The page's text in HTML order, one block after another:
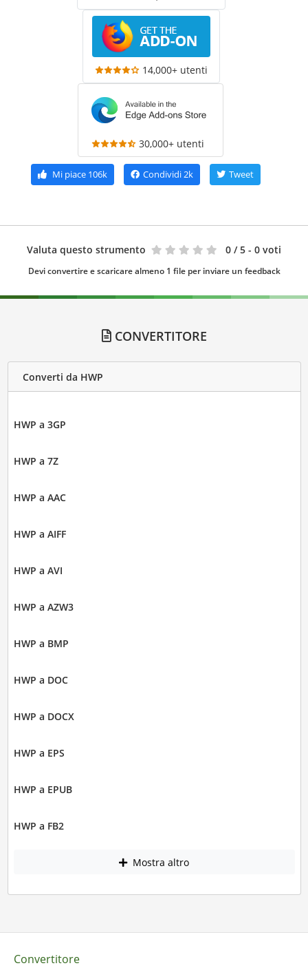
14,000+ utenti
30,000+ utenti
Mi piace 106k Condividi2k Tweet
Valuta questo strumento 0 / 5 - 0 voti
Devi convertire e scaricare almeno 1 file per inviare un feedback
CONVERTITORE
Converti da HWP
HWP a 3GP
HWP a 7Z
HWP a AAC
HWP a AIFF
HWP a AVI
HWP a AZW3
HWP a BMP
HWP a DOC
HWP a DOCX
HWP a EPS
HWP a EPUB
HWP a FB2
Mostra altro
Convertitore